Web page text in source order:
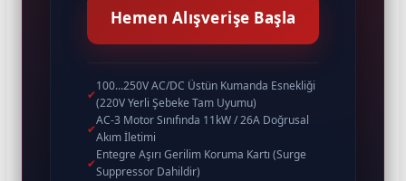
Hemen Alışverişe Başla
✔
100...250V AC/DC Üstün Kumanda Esnekliği
(220V Yerli Şebeke Tam Uyumu)
✔
AC-3 Motor Sınıfında 11kW / 26A Doğrusal
Akım İletimi
✔
Entegre Aşırı Gerilim Koruma Kartı (Surge
Suppressor Dahildir)